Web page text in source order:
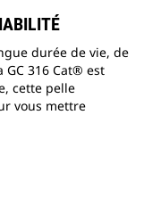
durée de vie, de
316 Cat® est
cette pelle
vous mettre